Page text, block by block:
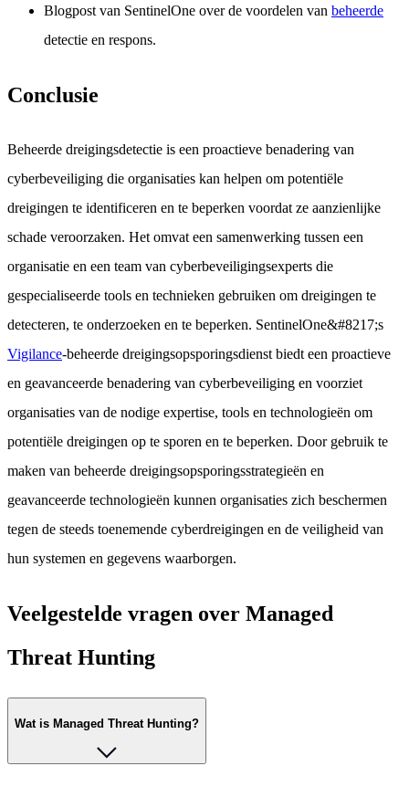
Blogpost van SentinelOne over de voordelen van beheerde
detectie en respons.
Conclusie
Beheerde dreigingsdetectie is een proactieve benadering van
cyberbeveiliging die organisaties kan helpen om potentiële
dreigingen te identificeren en te beperken voordat ze aanzienlijke
schade veroorzaken. Het omvat een samenwerking tussen een
organisatie en een team van cyberbeveiligingsexperts die
gespecialiseerde tools en technieken gebruiken om dreigingen te
detecteren, te onderzoeken en te beperken. SentinelOne&#8217;s
Vigilance-beheerde dreigingsopsporingsdienst biedt een proactieve
en geavanceerde benadering van cyberbeveiliging en voorziet
organisaties van de nodige expertise, tools en technologieën om
potentiële dreigingen op te sporen en te beperken. Door gebruik te
maken van beheerde dreigingsopsporingsstrategieën en
geavanceerde technologieën kunnen organisaties zich beschermen
tegen de steeds toenemende cyberdreigingen en de veiligheid van
hun systemen en gegevens waarborgen.
Veelgestelde vragen over Managed
Threat Hunting
Wat is Managed Threat Hunting?